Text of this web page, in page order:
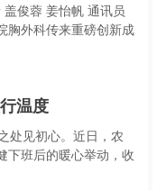
俊蓉 姜怡帆 通讯员
胸外科传来重磅创新成
温度
处见初心。近日，农
下班后的暖心举动，收